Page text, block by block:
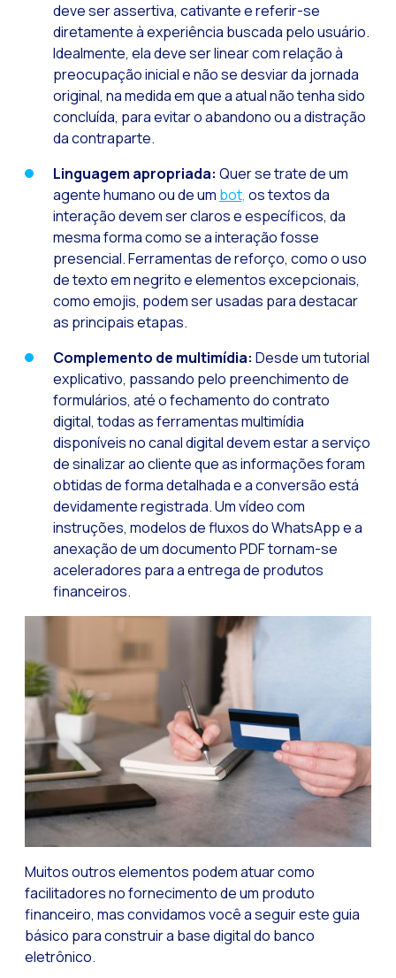
Expandindo os
Rastreabilidade
Estar à frente das
Humanização das
Pesquisa de
CX social: A
​​Catálogo
Somos Business
Você conhece o
Aumentando a
Validação
deve ser assertiva, cativante e referir-se
diretamente à experiência buscada pelo usuário.
Idealmente, ela deve ser linear com relação à
preocupação inicial e não se desviar da jornada
original, na medida em que a atual não tenha sido
concluída, para evitar o abandono ou a distração
da contraparte.
Linguagem apropriada: Quer se trate de um
agente humano ou de um bot, os textos da
interação devem ser claros e específicos, da
mesma forma como se a interação fosse
presencial. Ferramentas de reforço, como o uso
de texto em negrito e elementos excepcionais,
como emojis, podem ser usadas para destacar
as principais etapas.
Complemento de multimídia: Desde um tutorial
explicativo, passando pelo preenchimento de
formulários, até o fechamento do contrato
digital, todas as ferramentas multimídia
disponíveis no canal digital devem estar a serviço
de sinalizar ao cliente que as informações foram
obtidas de forma detalhada e a conversão está
devidamente registrada. Um vídeo com
instruções, modelos de fluxos do WhatsApp e a
anexação de um documento PDF tornam-se
aceleradores para a entrega de produtos
financeiros.
Muitos outros elementos podem atuar como
facilitadores no fornecimento de um produto
financeiro, mas convidamos você a seguir este guia
básico para construir a base digital do banco
eletrônico.